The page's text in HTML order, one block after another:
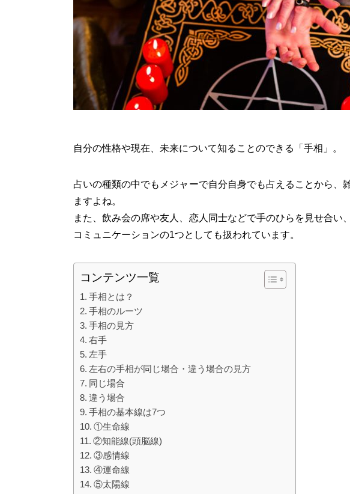
自分の性格や現在、未来について知ることのできる「手相」。
占いの種類の中でもメジャーで自分自身でも占えることから、
ますよね。
また、飲み会の席や友人、恋人同士などで手のひらを見せ合い
コミュニケーションの1つとしても扱われています。
コンテンツ一覧
手相とは？
手相のルーツ
手相の見方
右手
左手
左右の手相が同じ場合・違う場合の見方
同じ場合
違う場合
手相の基本線は7つ
①生命線
②知能線(頭脳線)
③感情線
④運命線
⑤太陽線